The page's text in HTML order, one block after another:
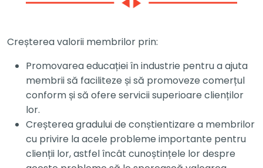
Creșterea valorii membrilor prin:
Promovarea educației în industrie pentru a ajuta
membrii să faciliteze și să promoveze comerțul
conform și să ofere servicii superioare clienților
lor.
Creșterea gradului de conștientizare a membrilor
cu privire la acele probleme importante pentru
clienții lor, astfel încât cunoștințele lor despre